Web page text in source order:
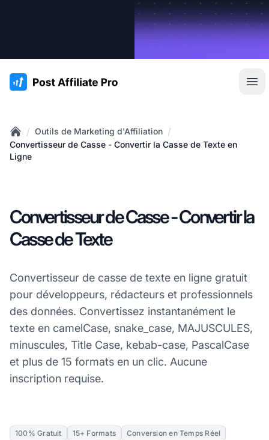
:site.title
Home
/ Outils de Marketing d'Affiliation /
Convertisseur de Casse - Convertir la Casse de Texte en
Ligne
Convertisseur de Casse - Convertir la
Casse de Texte
Convertisseur de casse de texte en ligne gratuit
pour développeurs, rédacteurs et professionnels
des données. Convertissez instantanément le
texte en camelCase, snake_case, MAJUSCULES,
minuscules, Title Case, kebab-case, PascalCase
et plus de 15 formats en un clic. Aucune
inscription requise.
100% Gratuit 15+ Formats
Conversion en Temps Réel